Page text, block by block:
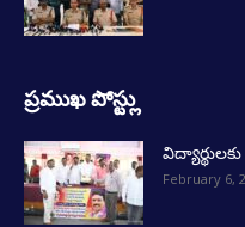
ప్రముఖ పోస్ట్లు
February 6,